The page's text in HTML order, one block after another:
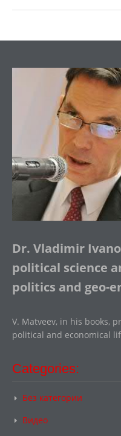
Dr. Vladimir
political science
politics and geo-
V. Matveev, in his books,
political and economical
Categories:
Без категории
Видео